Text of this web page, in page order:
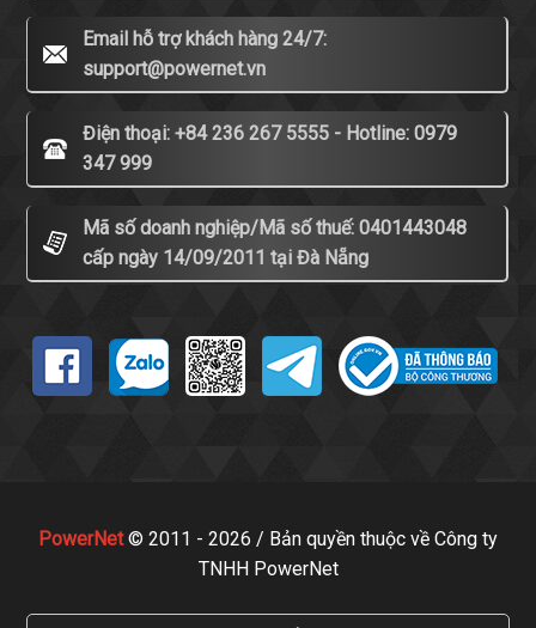
Email hỗ trợ khách hàng 24/7:
support@powernet.vn
Điện thoại: +84 236 267 5555 - Hotline: 0979
347 999
Mã số doanh nghiệp/Mã số thuế: 0401443048
cấp ngày 14/09/2011 tại Đà Nẵng
PowerNet© 2011 - 2026 / Bản quyền thuộc về Công ty
TNHH PowerNet